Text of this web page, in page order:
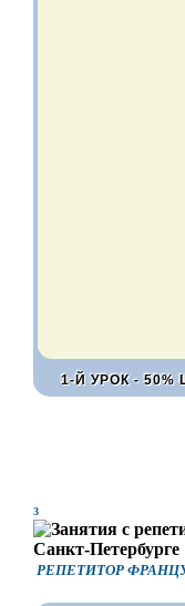
1-Й УРОК -
3
РЕПЕТИТОР